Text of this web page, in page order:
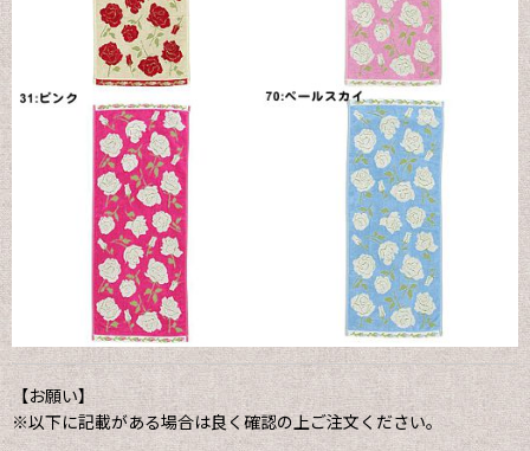
【お願い】
※以下に記載がある場合は良く確認の上ご注文ください。